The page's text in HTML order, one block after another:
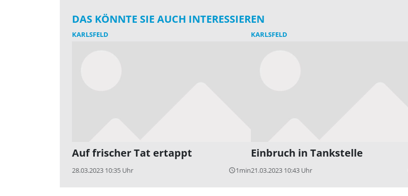
DAS KÖNNTE SIE AUCH INTERESSIEREN
KARLSFELD
Auf frischer Tat ertappt
28.03.2023 10:35 Uhr query_builder1min
KARLSFELD
Einbruch in Tankstelle
21.03.2023 10:43 Uhr